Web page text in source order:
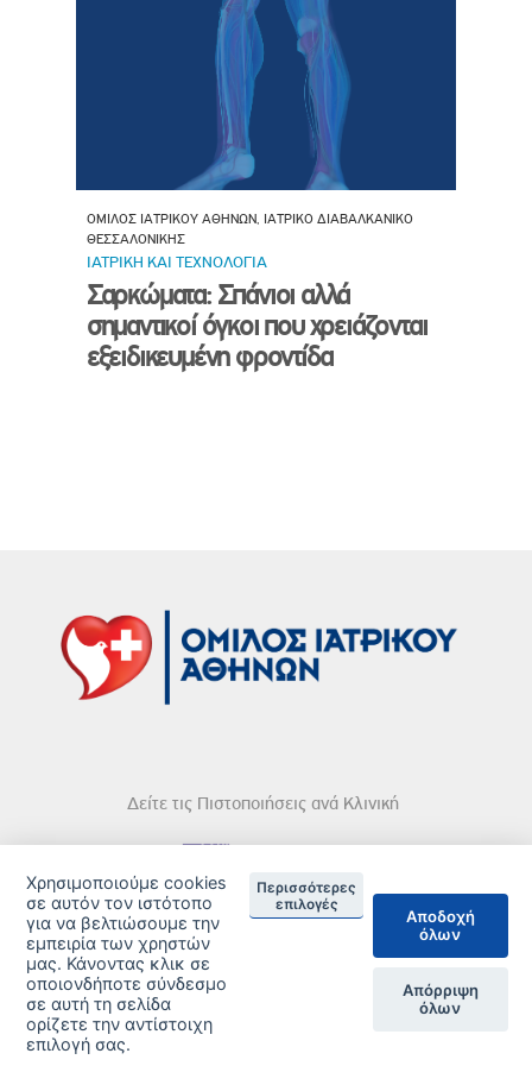
ΟΜΙΛΟΣ ΙΑΤΡΙΚΟΥ ΑΘΗΝΩΝ, ΙΑΤΡΙΚΟ ΔΙΑΒΑΛΚΑΝΙΚΟ
ΘΕΣΣΑΛΟΝΙΚΗΣ
ΙΑΤΡΙΚΗ ΚΑΙ ΤΕΧΝΟΛΟΓΙΑ
Σαρκώματα: Σπάνιοι αλλά
σημαντικοί όγκοι που χρειάζονται
εξειδικευμένη φροντίδα
Δείτε τις Πιστοποιήσεις ανά Κλινική
© 2026 Copyright © Iatriko.gr | Powered by Aboutnet
Χρησιμοποιούμε cookies
σε αυτόν τον ιστότοπο
για να βελτιώσουμε την
εμπειρία των χρηστών
μας. Κάνοντας κλικ σε
οποιονδήποτε σύνδεσμο
σε αυτή τη σελίδα
ορίζετε την αντίστοιχη
επιλογή σας.
Περισσότερες
επιλογές
Αποδοχή
όλων
Απόρριψη
όλων